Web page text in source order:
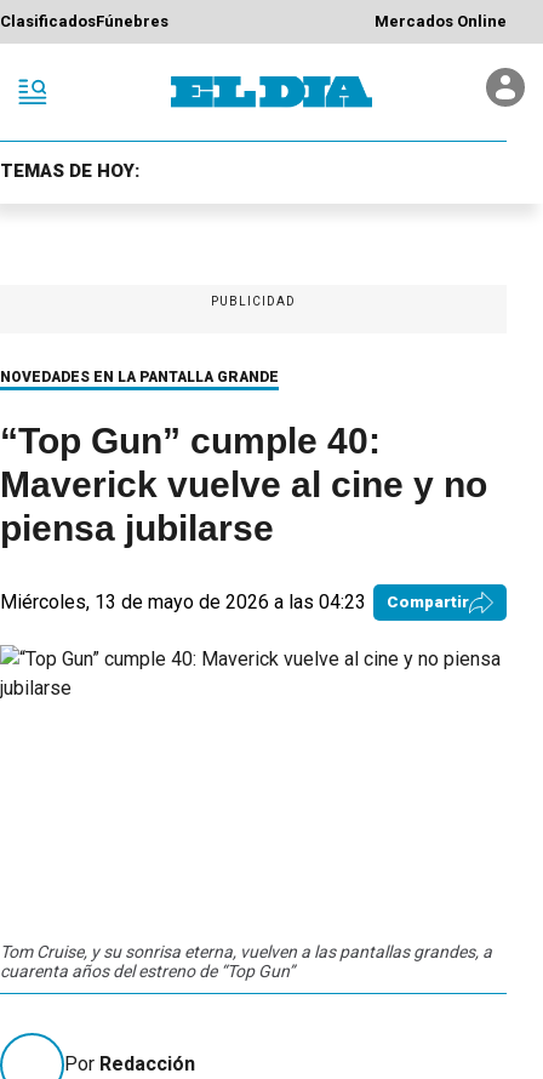
ClasificadosFúnebres Mercados Online
TEMAS DE HOY:
PUBLICIDAD
NOVEDADES EN LA PANTALLA GRANDE
“Top Gun” cumple 40:
Maverick vuelve al cine y no
piensa jubilarse
Miércoles, 13 de mayo de 2026 a las 04:23 Compartir
Tom Cruise, y su sonrisa eterna, vuelven a las pantallas grandes, a
cuarenta años del estreno de “Top Gun”
Por Redacción